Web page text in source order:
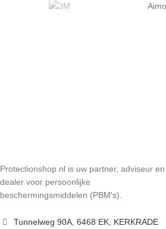
Protectionshop.nl is uw partner, adviseur en
dealer voor persoonlijke
beschermingsmiddelen (PBM's).
Tunnelweg 90A, 6468 EK, KERKRADE